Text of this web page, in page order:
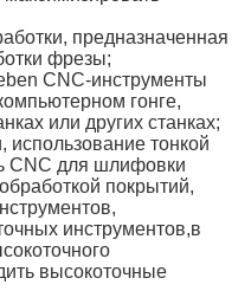
предназначенная
фрезы;
CNC-инструменты
гонге,
или других станках;
использование тонкой
CNC для шлифовки
покрытий,
инструментов,в
высокоточные